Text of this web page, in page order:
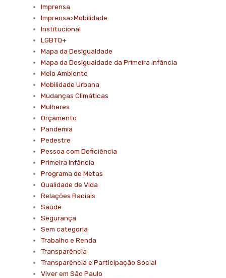
Imprensa
Imprensa>Mobilidade
Institucional
LGBTQ+
Mapa da Desigualdade
Mapa da Desigualdade da Primeira Infância
Meio Ambiente
Mobilidade Urbana
Mudanças Climáticas
Mulheres
Orçamento
Pandemia
Pedestre
Pessoa com Deficiência
Primeira Infância
Programa de Metas
Qualidade de Vida
Relações Raciais
Saúde
Segurança
Sem categoria
Trabalho e Renda
Transparência
Transparência e Participação Social
Viver em São Paulo